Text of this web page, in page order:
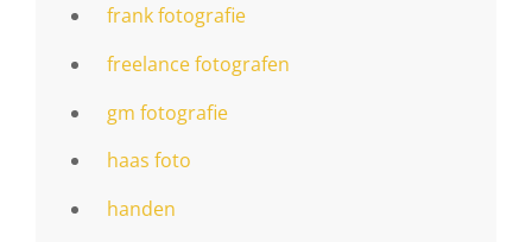
frank fotografie
freelance fotografen
gm fotografie
haas foto
handen